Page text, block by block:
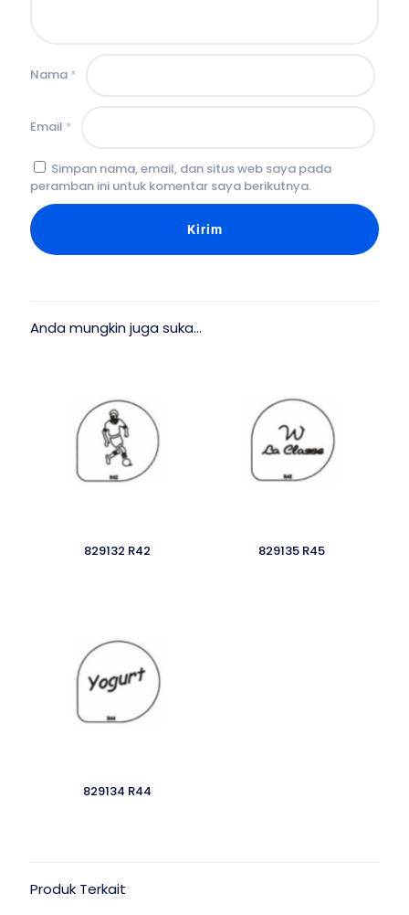
Nama *
Email *
Simpan nama, email, dan situs web saya pada
peramban ini untuk komentar saya berikutnya.
Anda mungkin juga suka…
829132 R42 829135 R45
829134 R44
Produk Terkait